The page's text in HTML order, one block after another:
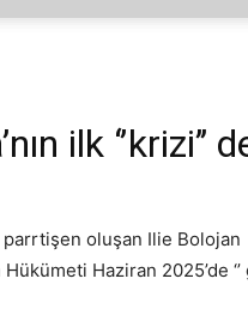
ilk ‘’krizi’’
oluşan Ilie Bolojan
Haziran 2025’de